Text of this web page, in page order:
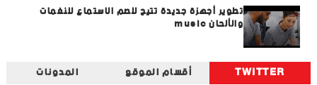
تطوير أجهزة جديدة تتيح للصم الاستماع للنغمات
والألحان music
TWITTER أقسام الموقع المدونات